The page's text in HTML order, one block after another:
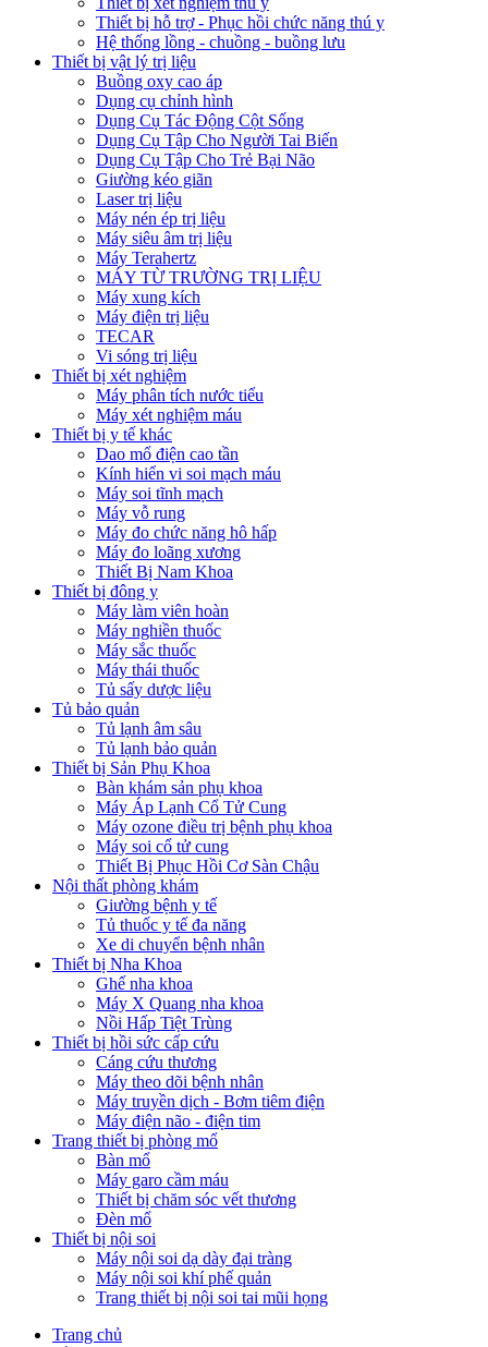
Thiết bị hỗ trợ - Phục hồi chức năng thú y
Hệ thống lồng - chuồng - buồng lưu
Thiết bị vật lý trị liệu
Buồng oxy cao áp
Dụng cụ chỉnh hình
Dụng Cụ Tác Động Cột Sống
Dụng Cụ Tập Cho Người Tai Biến
Dụng Cụ Tập Cho Trẻ Bại Não
Giường kéo giãn
Laser trị liệu
Máy nén ép trị liệu
Máy siêu âm trị liệu
Máy Terahertz
MÁY TỪ TRƯỜNG TRỊ LIỆU
Máy xung kích
Máy điện trị liệu
TECAR
Vi sóng trị liệu
Thiết bị xét nghiệm
Máy phân tích nước tiểu
Máy xét nghiệm máu
Thiết bị y tế khác
Dao mổ điện cao tần
Kính hiển vi soi mạch máu
Máy soi tĩnh mạch
Máy vỗ rung
Máy đo chức năng hô hấp
Máy đo loãng xương
Thiết Bị Nam Khoa
Thiết bị đông y
Máy làm viên hoàn
Máy nghiền thuốc
Máy sắc thuốc
Máy thái thuốc
Tủ sấy dược liệu
Tủ bảo quản
Tủ lạnh âm sâu
Tủ lạnh bảo quản
Thiết bị Sản Phụ Khoa
Bàn khám sản phụ khoa
Máy Áp Lạnh Cổ Tử Cung
Máy ozone điều trị bệnh phụ khoa
Máy soi cổ tử cung
Thiết Bị Phục Hồi Cơ Sàn Chậu
Nội thất phòng khám
Giường bệnh y tế
Tủ thuốc y tế đa năng
Xe di chuyển bệnh nhân
Thiết bị Nha Khoa
Ghế nha khoa
Máy X Quang nha khoa
Nồi Hấp Tiệt Trùng
Thiết bị hồi sức cấp cứu
Cáng cứu thương
Máy theo dõi bệnh nhân
Máy truyền dịch - Bơm tiêm điện
Máy điện não - điện tim
Trang thiết bị phòng mổ
Bàn mổ
Máy garo cầm máu
Thiết bị chăm sóc vết thương
Đèn mổ
Thiết bị nội soi
Máy nội soi dạ dày đại tràng
Máy nội soi khí phế quản
Trang thiết bị nội soi tai mũi họng
Trang chủ